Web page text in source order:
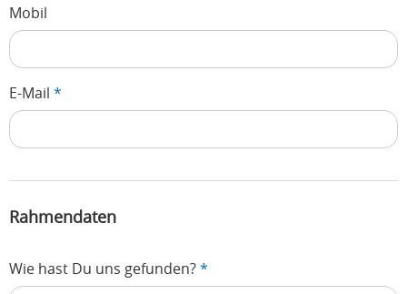
Mobil
E-Mail *
Rahmendaten
Wie hast Du uns gefunden?*